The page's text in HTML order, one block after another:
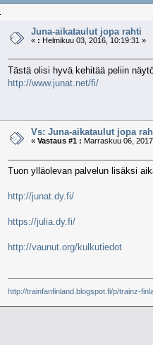
Juna-aikataulut jopa rahti
« : Helmikuu 03, 2016, 10:19:31 »
Tästä olisi hyvä kehitää peliin
http://www.junat.net/fi/
Vs: Juna-aikataulut jopa
« Vastaus #1 : Marraskuu 06,
Tuon ylläolevan palvelun lisäksi
http://junat.dy.fi/
https://julia.dy.fi/
http://vaunut.org/kulkutiedot
http://trainfanfinland.blogspot.fi/p/trainz-